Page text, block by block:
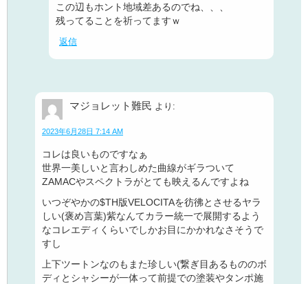
この辺もホント地域差あるのでね、、、
残ってることを祈ってますｗ
返信
マジョレット難民 より:
2023年6月28日 7:14 AM
コレは良いものですなぁ
世界一美しいと言わしめた曲線がギラついて
ZAMACやスペクトラがとても映えるんですよね
いつぞやかの$TH版VELOCITAを彷彿とさせるヤラ
しい(褒め言葉)紫なんてカラー統一で展開するよう
なコレエディくらいでしかお目にかかれなさそうで
すし
上下ツートンなのもまた珍しい(繋ぎ目あるもののボ
ディとシャシーが一体って前提での塗装やタンポ施